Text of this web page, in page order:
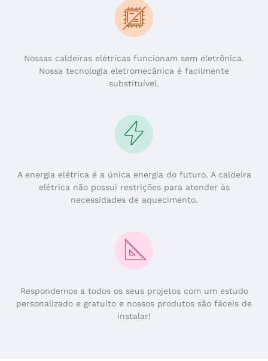
Nossas caldeiras elétricas funcionam sem eletrônica.
Nossa tecnologia eletromecânica é facilmente
substituível.
A energia elétrica é a única energia do futuro. A caldeira
elétrica não possui restrições para atender às
necessidades de aquecimento.
Respondemos a todos os seus projetos com um estudo
personalizado e gratuito e nossos produtos são fáceis de
instalar!